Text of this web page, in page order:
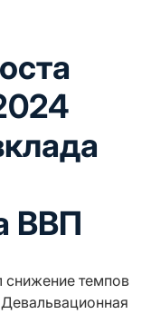
ВВП
снижение темпов